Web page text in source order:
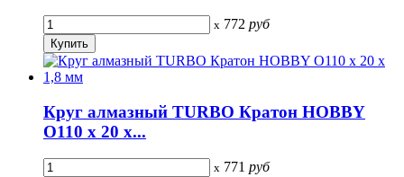
x 772 руб
Круг алмазный TURBO Кратон HOBBY
O110 х 20 х...
x 771 руб